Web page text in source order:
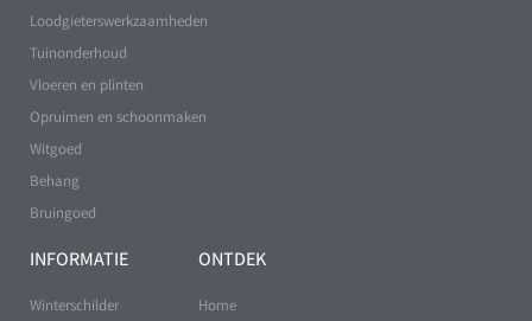
Loodgieterswerkzaamheden
Tuinonderhoud
Vloeren en plinten
Opruimen en schoonmaken
Witgoed
Behang
Bruingoed
INFORMATIE
Winterschilder
ONTDEK
Home